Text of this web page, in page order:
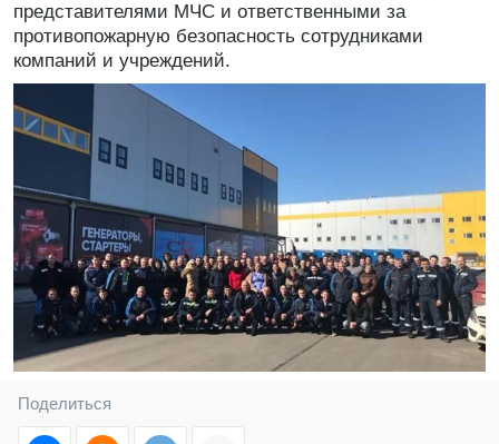
представителями МЧС и ответственными за
противопожарную безопасность сотрудниками
компаний и учреждений.
Поделиться